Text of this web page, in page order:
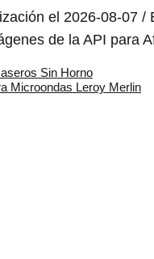
el 2026-08-07 /
de la API para
Sin Horno
Microondas Leroy Merlin